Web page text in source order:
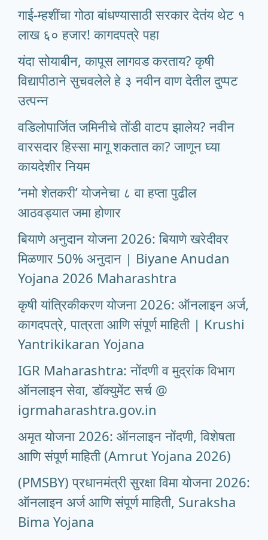
गाई-म्हशींचा गोठा बांधण्यासाठी सरकार देतंय थेट १
लाख ६० हजार! कागदपत्रे पहा
यंदा सोयाबीन, कापूस लागवड करताय? कृषी
विद्यापीठाने सुचवलेले हे ३ नवीन वाण देतील दुप्पट
उत्पन्न
वडिलोपार्जित जमिनीचे तोंडी वाटप झालेय? नवीन
वारसदार हिस्सा मागू शकतात का? जाणून घ्या
कायदेशीर नियम
‘नमो शेतकरी’ योजनेचा ८ वा हप्ता पुढील
आठवड्यात जमा होणार
बियाणे अनुदान योजना 2026: बियाणे खरेदीवर
मिळणार 50% अनुदान | Biyane Anudan
Yojana 2026 Maharashtra
कृषी यांत्रिकीकरण योजना 2026: ऑनलाइन अर्ज,
कागदपत्रे, पात्रता आणि संपूर्ण माहिती | Krushi
Yantrikikaran Yojana
IGR Maharashtra: नोंदणी व मुद्रांक विभाग
ऑनलाइन सेवा, डॉक्युमेंट सर्च @
igrmaharashtra.gov.in
अमृत योजना 2026: ऑनलाइन नोंदणी, विशेषता
आणि संपूर्ण माहिती (Amrut Yojana 2026)
(PMSBY) प्रधानमंत्री सुरक्षा विमा योजना 2026:
ऑनलाइन अर्ज आणि संपूर्ण माहिती, Suraksha
Bima Yojana